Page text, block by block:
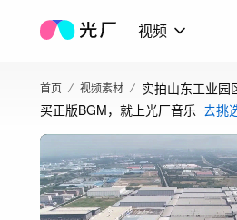
视频
首页 视频素材 实拍山东工业园
买正版BGM，就上光厂音乐 去挑